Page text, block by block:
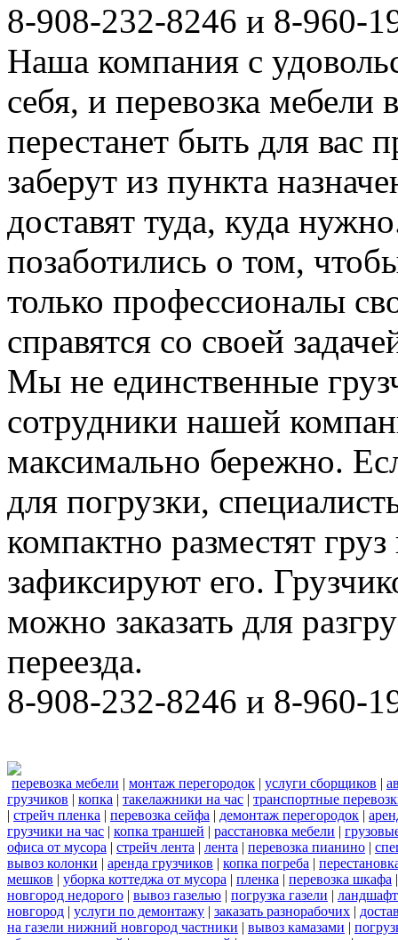
8-908-232-8246 и 8-960-
Наша компания с
себя, и перевозка
перестанет быть для вас
заберут из пункта
доставят туда, куда
позаботились о том,
только профессионалы
справятся со своей
Мы не единственные
сотрудники нашей
максимально бережно.
для погрузки,
компактно разместят
зафиксируют его.
можно заказать для
переезда.
8-908-232-8246 и 8-960-
перевозка мебели | монтаж перегородок | услуги сборщиков |
грузчиков | копка | такелажники на час | транспортные
| стрейч пленка | перевозка сейфа | демонтаж перегородок |
грузчики на час | копка траншей | расстановка мебели |
офиса от мусора | стрейч лента | лента | перевозка пианино |
вывоз колонки | аренда грузчиков | копка погреба |
мешков | уборка коттеджа от мусора | пленка | перевозка шкафа
новгород недорого | вывоз газелью | погрузка газели |
новгород | услуги по демонтажу | заказать разнорабочих |
на газели нижний новгород частники | вывоз камазами |